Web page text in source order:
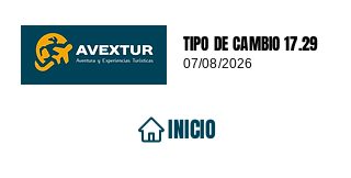
TIPO DE CAMBIO 17.29
07/08/2026
INICIO